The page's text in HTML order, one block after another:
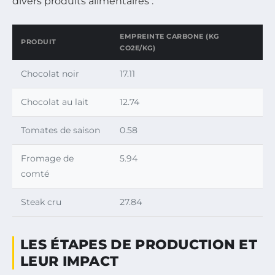
PRODUIT
EMPREINTE CARBONE (KG
CO2E/KG)
Chocolat noir 17.11
Chocolat au lait 12.74
Tomates de saison 0.58
Fromage de
comté
5.94
Steak cru 27.84
LES ÉTAPES DE PRODUCTION ET
LEUR IMPACT